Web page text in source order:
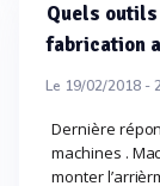
Quels
fabrication
Le 19/02/2018 -
Dernière
machines .
monter